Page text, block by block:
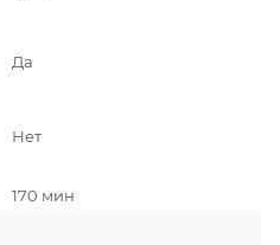
Да
Нет
170 мин